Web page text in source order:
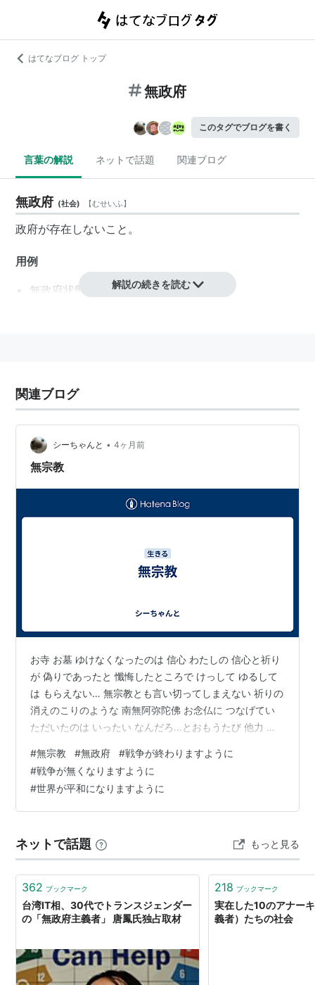
はてなブログ トップ
無政府
このタグでブログを書く
言葉の解説 ネットで話題 関連ブログ
無政府 (社会) 【むせいふ】
政府が存在しないこと。
用例
無政府状態
解説の続きを読む
関連ブログ
シーちゃんと • 4ヶ月前
無宗教
お寺 お墓 ゆけなくなったのは 信心 わたしの 信心と祈り
が 偽りであったと 懺悔したところで けっして ゆるして
は もらえない… 無宗教とも言い切ってしまえない 祈りの
消えのこりのような 南無阿弥陀佛 お念仏に つなげてい
ただいたのは いったい なんだろ…とおもうたび 他力 佛
く生きているんだな ありがとうと それで完全にぶっ壊れ
ずに生きて ただ食べて生きて… 恐怖は もはや多すぎてみ
んな恐怖なのに 慣れたり ありふれたりしないな… 背中が
痛い…眠っていたいよ…シーちゃん 朝の目覚め かなしい
#無宗教 #無政府 #戦争が終わりますように
#戦争が無くなりますように
#世界が平和になりますように
ネットで話題 もっと見る
362 ブックマーク
台湾IT相、30代でトランスジェンダー
の「無政府主義者」 唐鳳氏独占取材
218 ブックマーク
実在した10のアナー
義者）たちの社会